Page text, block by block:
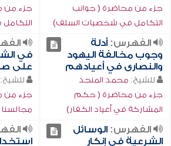
جزء من محاضرة ( جوانب
التكامل في شخصيات السلف)
جزء من
الفهرس:أدلة
وجوب مخالفة اليهود
والنصارى في أعيادهم
للشيخ: محمد المنجد
جزء من محاضرة ( حكم
المشاركة في أعياد الكفار)
في
على
للشيخ:
جزء من
مجالسنا
الفهرس:الوسائل
الشرعية في إنكار